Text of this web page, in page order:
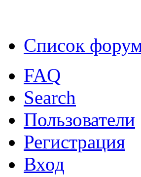
Список
FAQ
Search
Пользователи
Регистрация
Вход